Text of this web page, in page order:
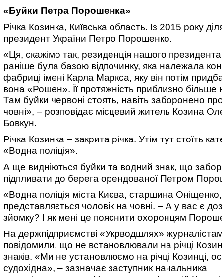
«Буйки Петра Порошенка»
Річка Козинка, Київська область. Із 2015 року
президент України Петро Порошенко.
«Ця, скажімо так, резиденція нашого
раніше була базою відпочинку, яка належала
фабриці імені Карла Маркса, яку він потім
вона «Рошен». Її протяжність приблизно більше
Там буйки червоні стоять, навіть заборонено
човні», – розповідає місцевий житель Козина
Бовкун.
Річка Козинка – закрита річка. Утім тут стоїть
«Водна поліція».
А ще видніються буйки та водний знак, що
підпливати до берега орендованої Петром
«Водна поліція міста Києва, старшина
представляється чоловік на човні. – А у вас є
зйомку? І як мені це пояснити охоронцям
На держпідприємстві «Укрводшлях»
повідомили, що не встановлювали на річці
знаків. «Ми не установлюємо на річці Козинці,
судохідна», – зазначає заступник начальника